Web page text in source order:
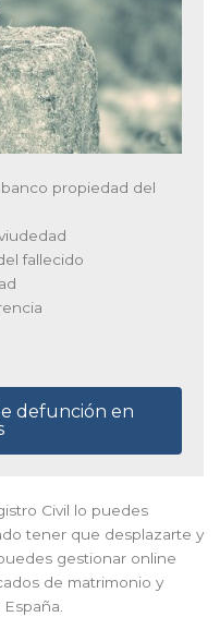
propiedad del
fallecido
defunción en
Civil lo puedes
tener que desplazarte y
gestionar online
de matrimonio y